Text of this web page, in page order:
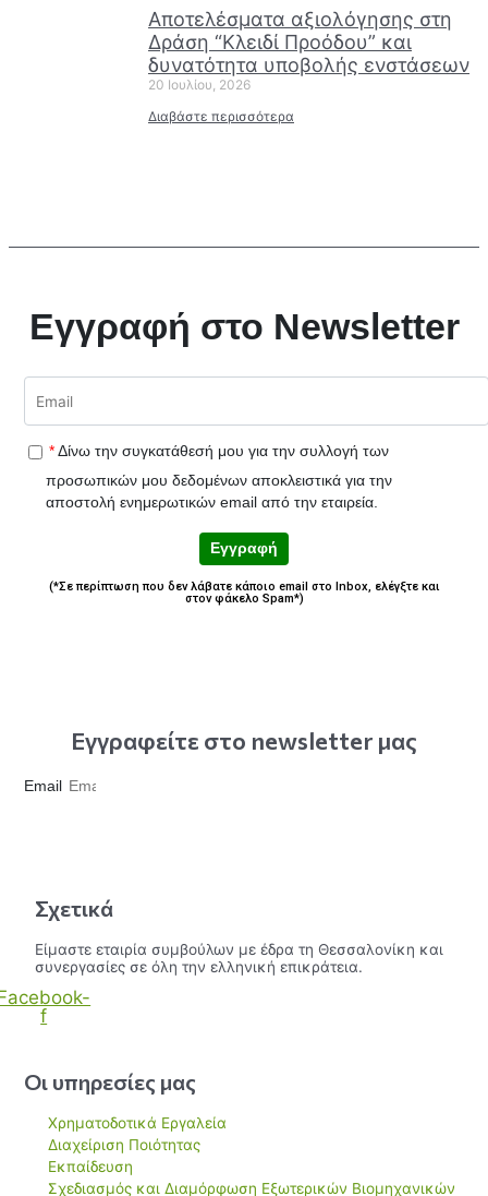
Αποτελέσματα αξιολόγησης στη
Δράση “Κλειδί Προόδου” και
δυνατότητα υποβολής ενστάσεων
20 Ιουλίου, 2026
Διαβάστε περισσότερα
Εγγραφή στο Newsletter
* Δίνω την συγκατάθεσή μου για την συλλογή των
προσωπικών μου δεδομένων αποκλειστικά για την
αποστολή ενημερωτικών email από την εταιρεία.
Εγγραφή
(*Σε περίπτωση που δεν λάβατε κάποιο email στο Inbox, ελέγξτε και
στον φάκελο Spam*)
Εγγραφείτε στο newsletter μας
Email
Σχετικά
Είμαστε εταιρία συμβούλων με έδρα τη Θεσσαλονίκη και
συνεργασίες σε όλη την ελληνική επικράτεια.
f
Οι υπηρεσίες μας
Χρηματοδοτικά Εργαλεία
Διαχείριση Ποιότητας
Εκπαίδευση
Σχεδιασμός και Διαμόρφωση Εξωτερικών Βιομηχανικών